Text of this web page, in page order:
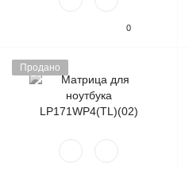
0
Продано